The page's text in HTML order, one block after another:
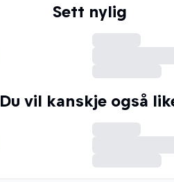
Sett nylig
Du vil kanskje også